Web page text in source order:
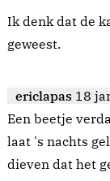
Ik denk dat de
geweest.
ericlapas 18
Een beetje
laat 's nachts
dieven dat het